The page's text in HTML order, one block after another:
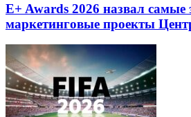
E+ Awards 2026 назвал
маркетинговые проекты